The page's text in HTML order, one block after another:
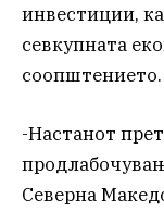
инвестиции,
севкупната
соопштението.
-Настанот
Северна